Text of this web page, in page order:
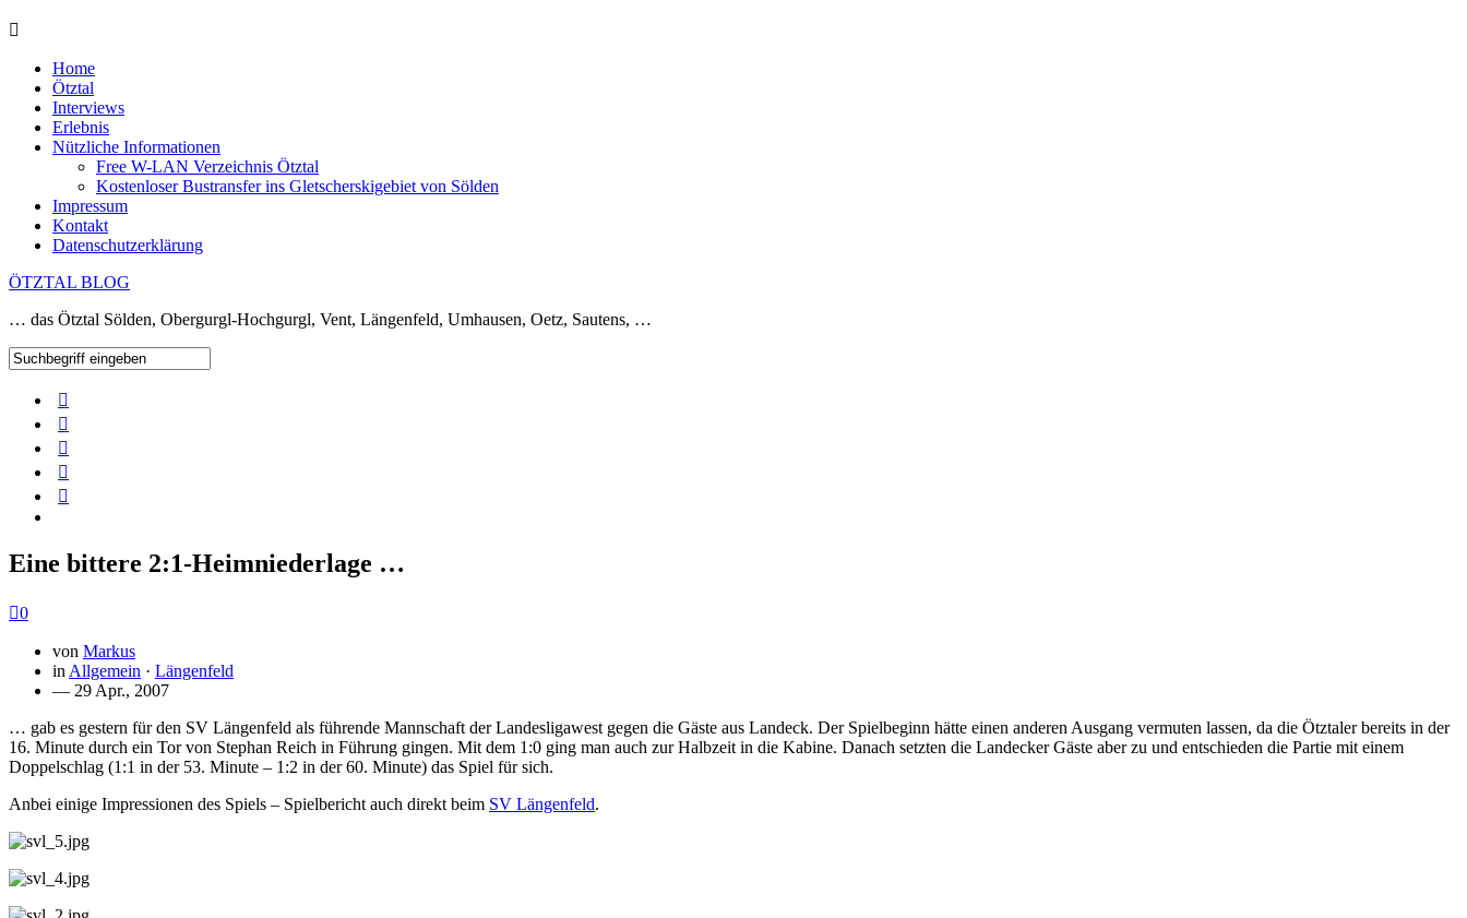
Home
Ötztal
Interviews
Erlebnis
Nützliche Informationen
Free W-LAN Verzeichnis Ötztal
Kostenloser Bustransfer ins Gletscherskigebiet von Sölden
Impressum
Kontakt
Datenschutzerklärung
ÖTZTAL BLOG
… das Ötztal Sölden, Obergurgl-Hochgurgl, Vent, Längenfeld, Umhausen, Oetz, Sautens, …
Eine bittere 2:1-Heimniederlage …
0
von Markus
in Allgemein · Längenfeld
— 29 Apr., 2007
… gab es gestern für den SV Längenfeld als führende Mannschaft der Landesligawest gegen die Gäste aus Landeck. Der Spielbeginn hätte einen anderen Ausgang vermuten lassen, da die Ötztaler bereits in der
16. Minute durch ein Tor von Stephan Reich in Führung gingen. Mit dem 1:0 ging man auch zur Halbzeit in die Kabine. Danach setzten die Landecker Gäste aber zu und entschieden die Partie mit einem
Doppelschlag (1:1 in der 53. Minute – 1:2 in der 60. Minute) das Spiel für sich.
Anbei einige Impressionen des Spiels – Spielbericht auch direkt beim SV Längenfeld.